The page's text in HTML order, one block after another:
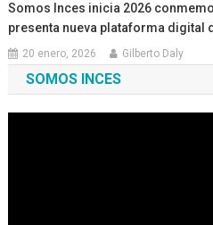
Somos Inces inicia 2026
presenta nueva plataforma digital
20 enero, 2026 Gilberto Daly
SOMOS INCES